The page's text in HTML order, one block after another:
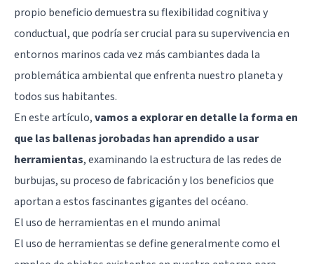
propio beneficio demuestra su flexibilidad cognitiva y
conductual, que podría ser crucial para su supervivencia en
entornos marinos cada vez más cambiantes dada la
problemática ambiental que enfrenta nuestro planeta y
todos sus habitantes.
En este artículo,vamos a explorar en detalle la forma en
que las ballenas jorobadas han aprendido a usar
herramientas, examinando la estructura de las redes de
burbujas, su proceso de fabricación y los beneficios que
aportan a estos fascinantes gigantes del océano.
El uso de herramientas en el mundo animal
El uso de herramientas se define generalmente como el